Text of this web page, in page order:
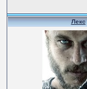
Лекс